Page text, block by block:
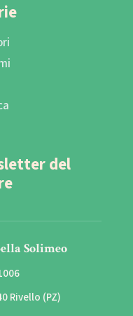
del
Solimeo
Rivello (PZ)